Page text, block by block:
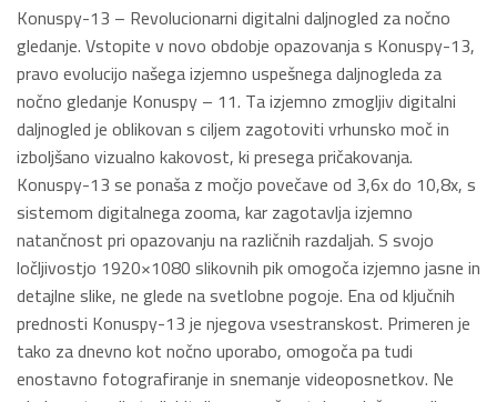
Konuspy-13 – Revolucionarni digitalni daljnogled za nočno
gledanje. Vstopite v novo obdobje opazovanja s Konuspy-13,
pravo evolucijo našega izjemno uspešnega daljnogleda za
nočno gledanje Konuspy – 11. Ta izjemno zmogljiv digitalni
daljnogled je oblikovan s ciljem zagotoviti vrhunsko moč in
izboljšano vizualno kakovost, ki presega pričakovanja.
Konuspy-13 se ponaša z močjo povečave od 3,6x do 10,8x, s
sistemom digitalnega zooma, kar zagotavlja izjemno
natančnost pri opazovanju na različnih razdaljah. S svojo
ločljivostjo 1920×1080 slikovnih pik omogoča izjemno jasne in
detajlne slike, ne glede na svetlobne pogoje. Ena od ključnih
prednosti Konuspy-13 je njegova vsestranskost. Primeren je
tako za dnevno kot nočno uporabo, omogoča pa tudi
enostavno fotografiranje in snemanje videoposnetkov. Ne